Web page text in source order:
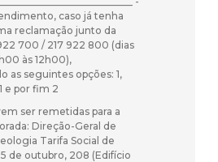
caso já tenha
reclamação junto da
700 / 217 922 800 (dias
às 12h00),
as seguintes opções: 1,
e por fim 2
ser remetidas para a
Direção-Geral de
Tarifa Social de
de outubro, 208 (Edifício